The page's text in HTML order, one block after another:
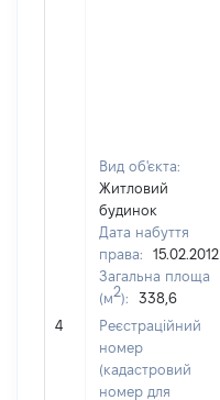
4
Вид об'єкта:
Житловий
будинок
Дата набуття
права:
15.02.2012
Загальна площа
(м2):
338,6
Реєстраційний
номер
(кадастровий
номер для